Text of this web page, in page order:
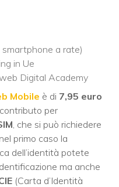
a rate)
in Ue
Digital Academy
Mobile è di 7,95 euro
per
, che si può richiedere
primo caso la
dell’identità potete
ma anche
(Carta d’Identità